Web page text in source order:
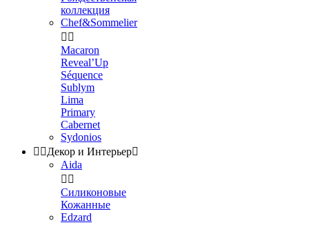
коллекция
Chef&Sommelier
 
Macaron
Reveal’Up
Séquence
Sublym
Lima
Primary
Cabernet
Sydonios
 Декор и Интерьер
Aida
 
Силиконовые
Кожанные
Edzard